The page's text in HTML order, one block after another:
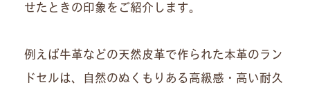
せたときの印象をご紹介します。
例えば牛革などの天然皮革で作られた本革のラン
ドセルは、自然のぬくもりある高級感・高い耐久